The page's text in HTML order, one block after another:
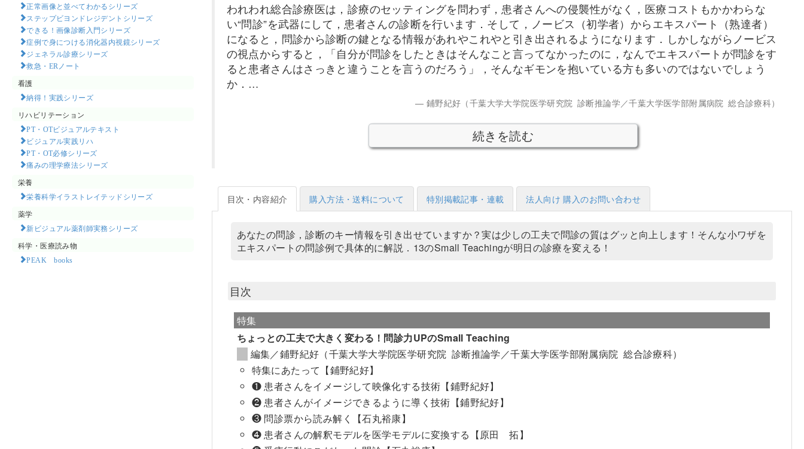
正常画像と並べてわかるシリーズ
ステップビヨンドレジデントシリーズ
できる！画像診断入門シリーズ
症例で身につける消化器内視鏡シリーズ
ジェネラル診療シリーズ
救急・ERノート
看護
納得！実践シリーズ
リハビリテーション
PT・OTビジュアルテキスト
ビジュアル実践リハ
PT・OT必修シリーズ
痛みの理学療法シリーズ
栄養
栄養科学イラストレイテッドシリーズ
薬学
新ビジュアル薬剤師実務シリーズ
科学・医療読み物
PEAK books​
われわれ総合診療医は，診療のセッティングを問わず，患者さんへの侵襲性がなく，医療コストもかかわらな
い“問診”を武器にして，患者さんの診断を行います．そして，ノービス（初学者）からエキスパート（熟達者）
になると，問診から診断の鍵となる情報があれやこれやと引き出されるようになります．しかしながらノービス
の視点からすると，「自分が問診をしたときはそんなこと言ってなかったのに，なんでエキスパートが問診をす
ると患者さんはさっきと違うことを言うのだろう」，そんなギモンを抱いている方も多いのではないでしょう
か．…
鋪野紀好（千葉大学大学院医学研究院 診断推論学／千葉大学医学部附属病院 総合診療科）
続きを読む
目次・内容紹介 購入方法・送料について 特別掲載記事・連載 法人向け 購入のお問い合わせ
あなたの問診，診断のキー情報を引き出せていますか？実は少しの工夫で問診の質はグッと向上します！そんな小ワザを
エキスパートの問診例で具体的に解説．13のSmall Teachingが明日の診療を変える！
目次
特集
ちょっとの工夫で大きく変わる！問診力UPのSmall Teaching
編集／鋪野紀好（千葉大学大学院医学研究院 診断推論学／千葉大学医学部附属病院 総合診療科）
特集にあたって【鋪野紀好】
❶ 患者さんをイメージして映像化する技術【鋪野紀好】
❷ 患者さんがイメージできるように導く技術【鋪野紀好】
❸ 問診票から読み解く【石丸裕康】
❹ 患者さんの解釈モデルを医学モデルに変換する【原田 拓】